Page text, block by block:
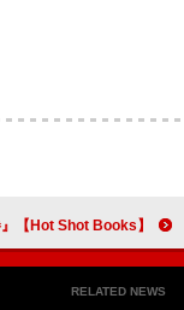
【Hot Shot Books】『残念な恋の主人公たち 1巻』首位、『大ピンチずかん』が3位に浮上
RELATED NEWS